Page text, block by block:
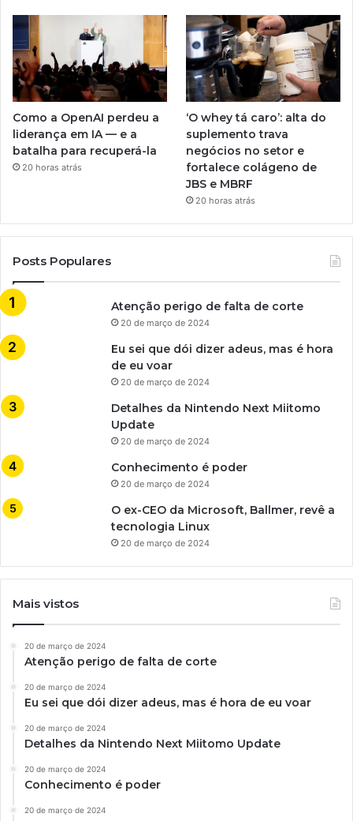
Como a OpenAI perdeu a
liderança em IA — e a
batalha para recuperá-la
20 horas atrás
‘O whey tá caro’: alta do
suplemento trava
negócios no setor e
fortalece colágeno de
JBS e MBRF
20 horas atrás
Posts Populares
Atenção perigo de falta de corte
20 de março de 2024
Eu sei que dói dizer adeus, mas é hora
de eu voar
20 de março de 2024
Detalhes da Nintendo Next Miitomo
Update
20 de março de 2024
Conhecimento é poder
20 de março de 2024
O ex-CEO da Microsoft, Ballmer, revê a
tecnologia Linux
20 de março de 2024
Mais vistos
20 de março de 2024
Atenção perigo de falta de corte
20 de março de 2024
Eu sei que dói dizer adeus, mas é hora de eu voar
20 de março de 2024
Detalhes da Nintendo Next Miitomo Update
20 de março de 2024
Conhecimento é poder
20 de março de 2024